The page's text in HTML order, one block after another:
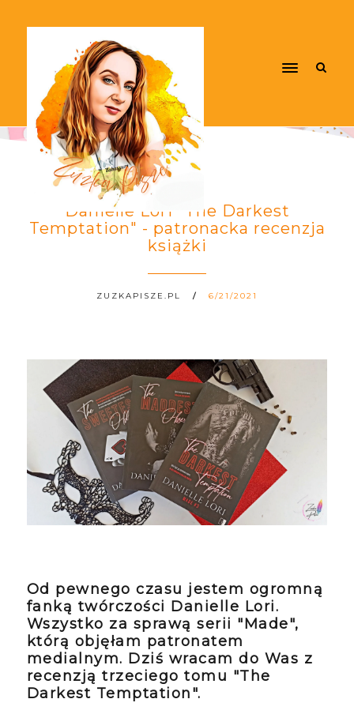
Danielle Lori "The Darkest
Temptation" - patronacka recenzja
książki
ZUZKAPISZE.PL 6/21/2021
Od pewnego czasu jestem ogromną
fanką twórczości Danielle Lori.
Wszystko za sprawą serii "Made",
którą objęłam patronatem
medialnym. Dziś wracam do Was z
recenzją trzeciego tomu "The
Darkest Temptation".